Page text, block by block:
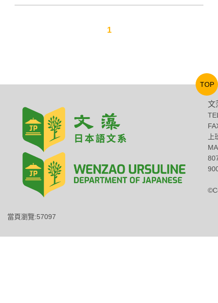
1
文
當頁瀏覽:57097
TOP